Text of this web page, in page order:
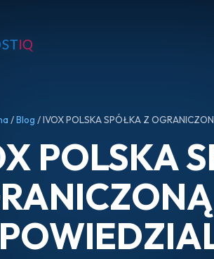
/Blog / IVOX POLSKA SPÓŁKA Z
POLSKA